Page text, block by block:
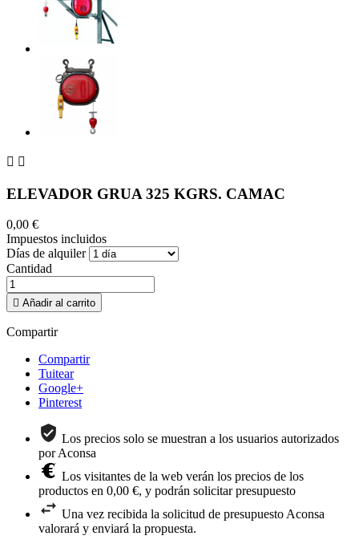
 
ELEVADOR GRUA 325 KGRS. CAMAC
0,00 €
Impuestos incluidos
Días de alquiler
Cantidad
 Añadir al carrito
Compartir
Compartir
Tuitear
Google+
Pinterest
Los precios solo se muestran a los usuarios autorizados
por Aconsa
Los visitantes de la web verán los precios de los
productos en 0,00 €, y podrán solicitar presupuesto
Una vez recibida la solicitud de presupuesto Aconsa
valorará y enviará la propuesta.